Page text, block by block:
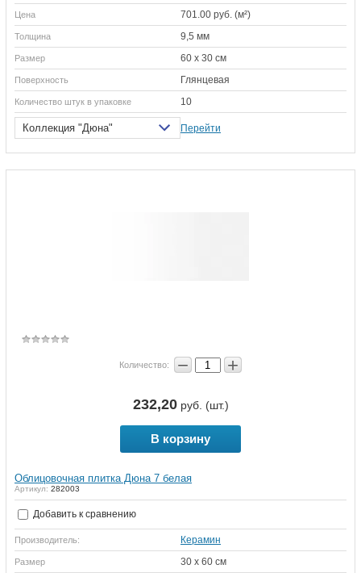
Цена 701.00 руб. (м²)
Толщина 9,5 мм
Размер 60 х 30 см
Поверхность Глянцевая
Количество штук в упаковке 10
Коллекция "Дюна" Перейти
Количество: − +
232,20руб. (шт.)
В корзину
Облицовочная плитка Дюна 7 белая
Артикул: 282003
Добавить к сравнению
Производитель: Керамин
Размер 30 х 60 см